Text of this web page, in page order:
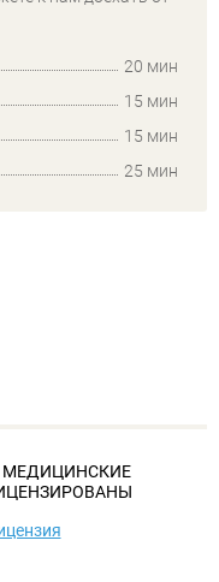
20 мин
15 мин
15 мин
25 мин
МЕДИЦИНСКИЕ